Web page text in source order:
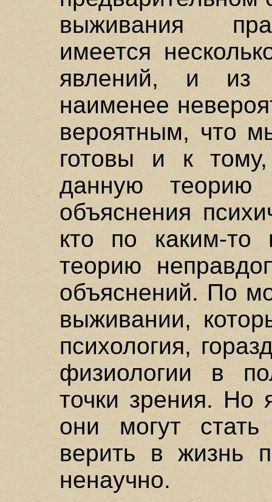
выживания
имеется
явлений, и из
наименее
вероятным, что
готовы и к тому,
данную теорию
объяснения
кто по каким-то
теорию
объяснений. По
выживании,
психология,
физиологии в
точки зрения. Но
они могут
верить в жизнь
ненаучно.